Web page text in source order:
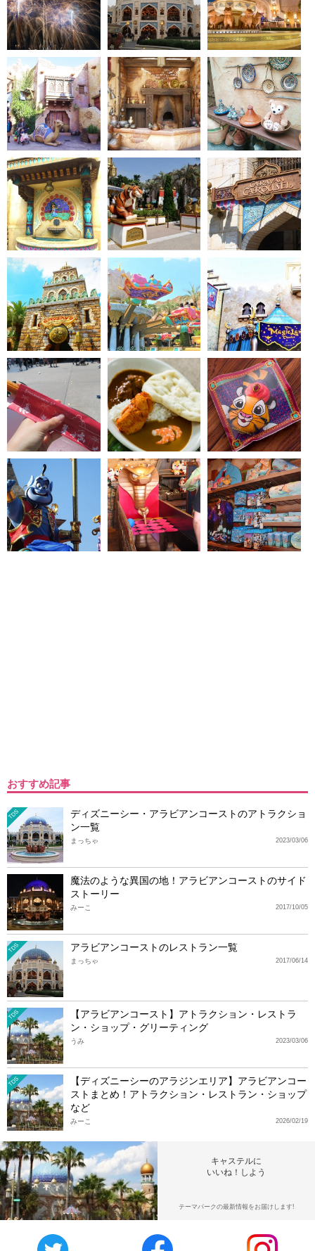
おすすめ記事
TDS
ディズニーシー・アラビアンコーストのアトラクショ
ン一覧
2023/03/06
まっちゃ
魔法のような異国の地！アラビアンコーストのサイド
ストーリー
2017/10/05
みーこ
TDS アラビアンコーストのレストラン一覧
2017/06/14
まっちゃ
TDS
【アラビアンコースト】アトラクション・レストラ
ン・ショップ・グリーティング
2023/03/06
うみ
TDS
【ディズニーシーのアラジンエリア】アラビアンコー
ストまとめ！アトラクション・レストラン・ショップ
など
2026/02/19
みーこ
キャステルに
いいね！しよう
テーマパークの最新情報をお届けします!